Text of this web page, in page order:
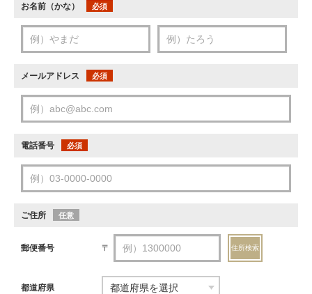
お名前（かな） 必須
メールアドレス 必須
電話番号 必須
ご住所 任意
郵便番号 〒 住所検索
都道府県